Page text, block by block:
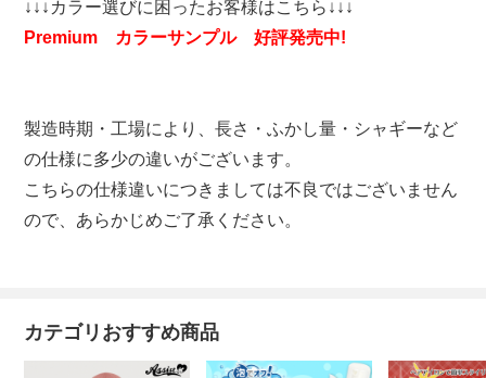
↓↓↓カラー選びに困ったお客様はこちら↓↓↓
Premium カラーサンプル 好評発売中!
製造時期・工場により、長さ・ふかし量・シャギーなど
の仕様に多少の違いがございます。
こちらの仕様違いにつきましては不良ではございません
ので、あらかじめご了承ください。
カテゴリおすすめ商品